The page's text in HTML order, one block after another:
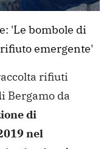
'Le bombole di
emergente'
rifiuti
Bergamo da
di
nel